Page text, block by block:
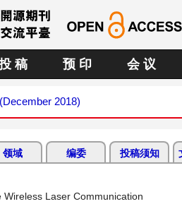
稿 预 印 会 议
2018)
领域 编委 投稿须知
Laser Communication